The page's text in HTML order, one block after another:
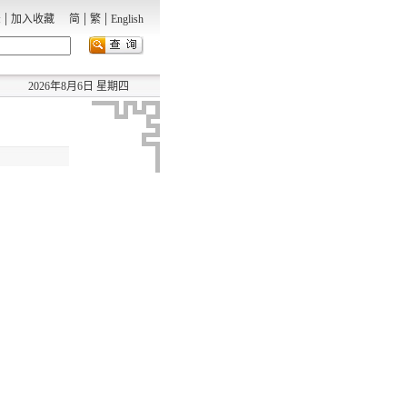
| 加入收藏 简 | 繁 | English
2026年8月6日 星期四